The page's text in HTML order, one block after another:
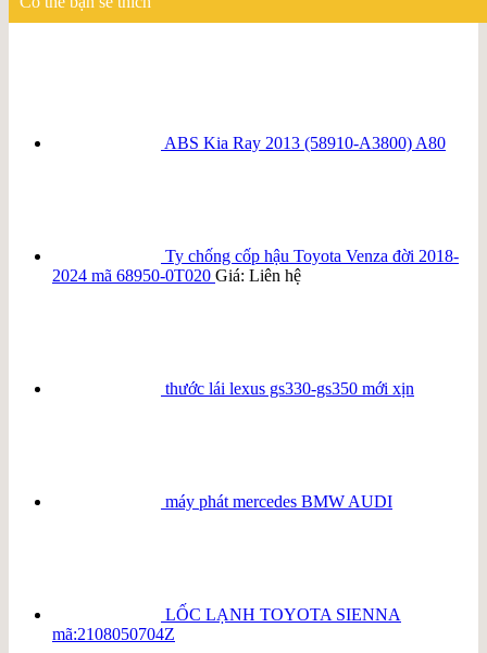
ABS Kia Ray 2013 (58910-A3800) A80
Ty chống cốp hậu Toyota Venza đời 2018-
2024 mã 68950-0T020 Giá: Liên hệ
thước lái lexus gs330-gs350 mới xịn
máy phát mercedes BMW AUDI
LỐC LẠNH TOYOTA SIENNA
mã:2108050704Z